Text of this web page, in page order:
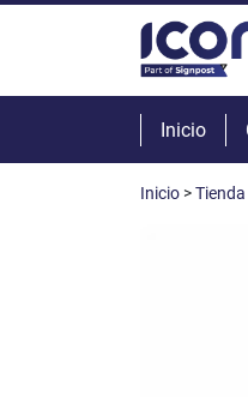
Inicio
Inicio >